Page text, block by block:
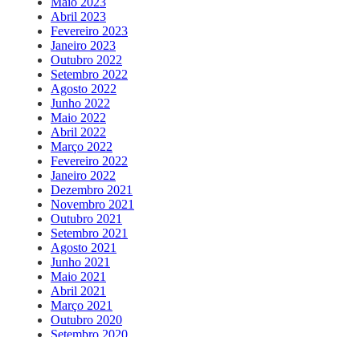
Abril 2023
Fevereiro 2023
Janeiro 2023
Outubro 2022
Setembro 2022
Agosto 2022
Junho 2022
Maio 2022
Abril 2022
Março 2022
Fevereiro 2022
Janeiro 2022
Dezembro 2021
Novembro 2021
Outubro 2021
Setembro 2021
Agosto 2021
Junho 2021
Maio 2021
Abril 2021
Março 2021
Outubro 2020
Setembro 2020